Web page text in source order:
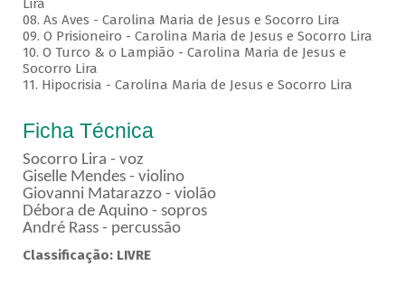
Lira
08. As Aves - Carolina Maria de Jesus e Socorro Lira
09. O Prisioneiro - Carolina Maria de Jesus e Socorro Lira
10. O Turco & o Lampião - Carolina Maria de Jesus e
Socorro Lira
11. Hipocrisia - Carolina Maria de Jesus e Socorro Lira
Ficha Técnica
Socorro Lira - voz
Giselle Mendes - violino
Giovanni Matarazzo - violão
Débora de Aquino - sopros
André Rass - percussão
Classificação: LIVRE